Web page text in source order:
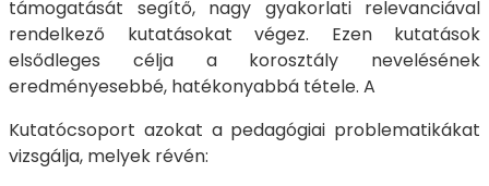
támogatását segítő, nagy gyakorlati relevanciával
rendelkező kutatásokat végez. Ezen kutatások
elsődleges célja a korosztály nevelésének
eredményesebbé, hatékonyabbá tétele. A
Kutatócsoport azokat a pedagógiai problematikákat
vizsgálja, melyek révén: